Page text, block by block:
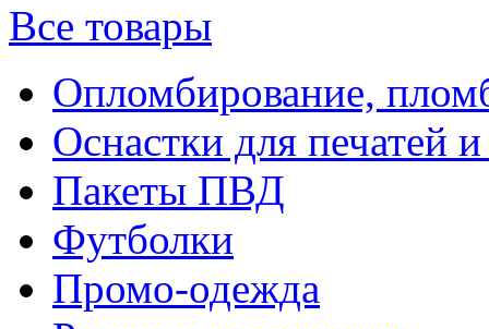
Все товары
Опломбирование,
Оснастки для печатей
Пакеты ПВД
Футболки
Промо-одежда